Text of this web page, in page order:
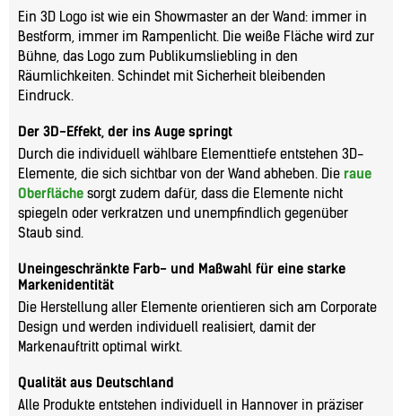
Ein 3D Logo ist wie ein Showmaster an der Wand: immer in
Bestform, immer im Rampenlicht. Die weiße Fläche wird zur
Bühne, das Logo zum Publikumsliebling in den
Räumlichkeiten. Schindet mit Sicherheit bleibenden
Eindruck.
Der 3D-Effekt, der ins Auge springt
Durch die individuell wählbare Elementtiefe entstehen 3D-
Elemente, die sich sichtbar von der Wand abheben. Die raue
Oberfläche sorgt zudem dafür, dass die Elemente nicht
spiegeln oder verkratzen und unempfindlich gegenüber
Staub sind.
Uneingeschränkte Farb- und Maßwahl für eine starke
Markenidentität
Die Herstellung aller Elemente orientieren sich am Corporate
Design und werden individuell realisiert, damit der
Markenauftritt optimal wirkt.
Qualität aus Deutschland
Alle Produkte entstehen individuell in Hannover in präziser